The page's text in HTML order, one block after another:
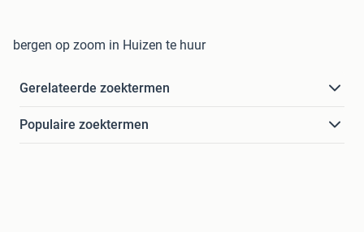
bergen op zoom in Huizen te huur
Gerelateerde zoektermen
Populaire zoektermen